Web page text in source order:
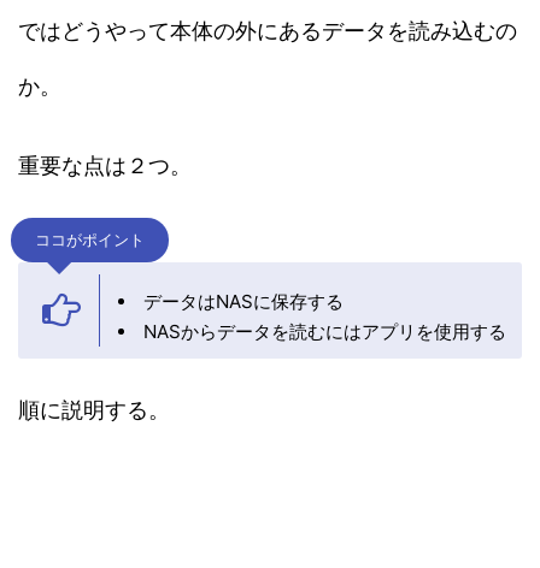
ではどうやって本体の外にあるデータを読み込むの
か。
重要な点は２つ。
ココがポイント
データはNASに保存する
NASからデータを読むにはアプリを使用する
順に説明する。